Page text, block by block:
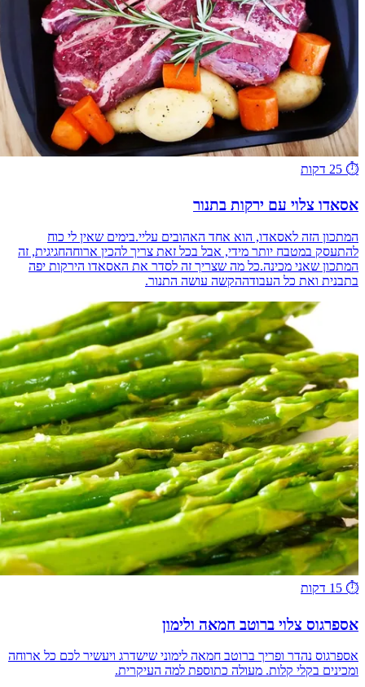
⏱️ 25 דקות
אסאדו צלוי עם ירקות בתנור
המתכון הזה לאסאדו, הוא אחד האהובים עליי.בימים שאין לי כוח
להתעסק במטבח יותר מידי, אבל בכל זאת צריך להכין ארוחהחגיגית, זה
המתכון שאני מכינה.כל מה שצריך זה לסדר את האסאדו הירקות יפה
בתבנית ואת כל העבודההקשה עושה התנור.
⏱️ 15 דקות
אספרגוס צלוי ברוטב חמאה ולימון
אספרגוס נהדר ופריך ברוטב חמאה לימוני שישדרג ויעשיר לכם כל ארוחה
ומכינים בקלי קלות. מעולה כתוספת למה העיקרית.